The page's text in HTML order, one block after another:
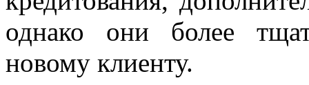
однако они более
новому клиенту.